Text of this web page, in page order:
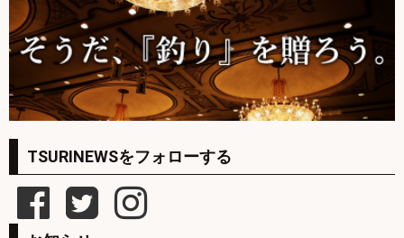
TSURINEWSをフォローする